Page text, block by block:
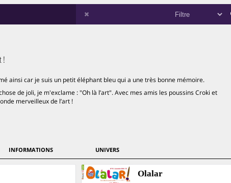
!
ainsi car je suis un petit éléphant bleu qui a une très bonne mémoire.
de joli, je m'exclame : "Oh là l’art". Avec mes amis les poussins Croki et
merveilleux de l’art !
INFORMATIONS UNIVERS
Olalar